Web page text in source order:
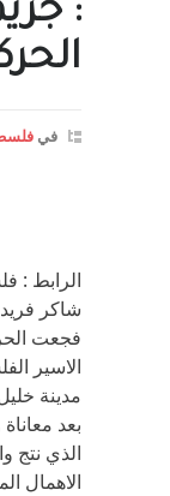
:
في
الرابط :
شاكر
فجعت
الاسير
بعد
الذي
الاهمال